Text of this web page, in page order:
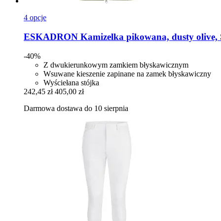
4 opcje
ESKADRON Kamizelka pikowana, dusty olive,
-40%
Z dwukierunkowym zamkiem błyskawicznym
Wsuwane kieszenie zapinane na zamek błyskawiczny
Wyściełana stójka
242,45 zł 405,00 zł
Darmowa dostawa do 10 sierpnia